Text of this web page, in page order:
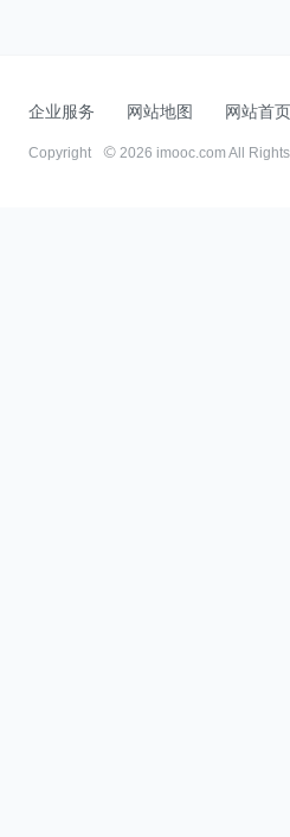
企业服务 网站地图 网站首页
Copyright 2026 imooc.com All